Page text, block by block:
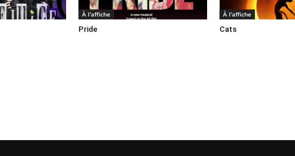
À l'affiche
Pride
À l'affiche
Cats